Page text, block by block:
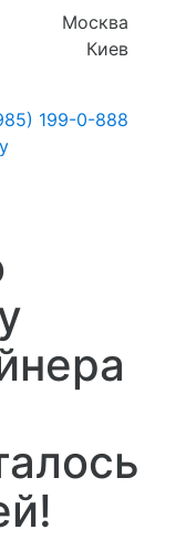
Москва
Киев
199-0-888